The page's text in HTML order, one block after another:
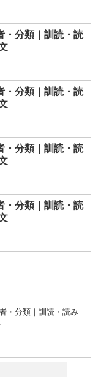
・分類｜訓読・読
・分類｜訓読・読
・分類｜訓読・読
・分類｜訓読・読
・分類｜訓読・読み